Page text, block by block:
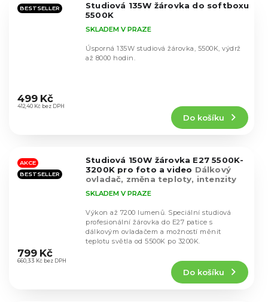
hvězdiček.
BESTSELLER
Studiová 135W žárovka do softboxu
5500K
hodnocení
produktu
hvězdiček.
SKLADEM V PRAZE
412,40 Kč bez DPH
499 Kč
Do košíku
Úsporná 135W studiová žárovka, 5500K, výdrž
až 8000 hodin.
AKCE
BESTSELLER
Studiová 150W žárovka E27 5500K-
3200K pro foto a video Dálkový
ovladač, změna teploty, intenzity
hodnocení
produktu
SKLADEM V PRAZE
660,33 Kč bez DPH
799 Kč
Do košíku
Výkon až 7200 lumenů. Speciální studiová
profesionální žárovka do E27 patice s
dálkovým ovladačem a možností měnit
teplotu světla od 5500K po 3200K.